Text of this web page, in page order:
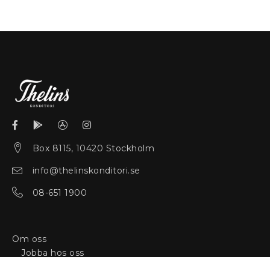
Box 8115, 10420 Stockholm
info@thelinskonditori.se
08-651 1900
Om oss
Jobba hos oss